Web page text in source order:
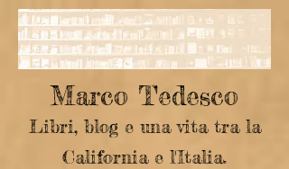
Marco Tedesco
Libri, blog e una vita tra la
California e l'Italia.